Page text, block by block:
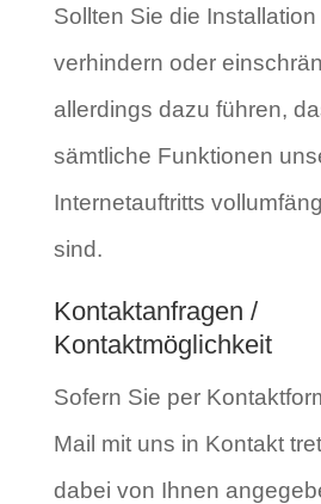
Sollten Sie die
verhindern oder
allerdings dazu führen,
sämtliche Funktionen
Internetauftritts
sind.
Kontaktanfragen /
Kontaktmöglichkeit
Sofern Sie per
Mail mit uns in Kontakt
dabei von Ihnen